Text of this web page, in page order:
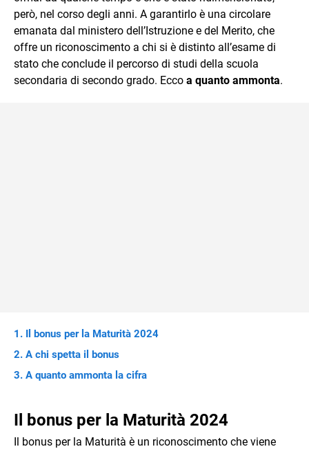
però, nel corso degli anni. A garantirlo è una circolare
emanata dal ministero dell’Istruzione e del Merito, che
offre un riconoscimento a chi si è distinto all’esame di
stato che conclude il percorso di studi della scuola
secondaria di secondo grado. Ecco a quanto ammonta.
Il bonus per la Maturità 2024
A chi spetta il bonus
A quanto ammonta la cifra
Il bonus per la Maturità 2024
Il bonus per la Maturità è un riconoscimento che viene